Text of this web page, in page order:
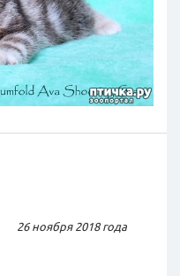
26 ноября 2018 года